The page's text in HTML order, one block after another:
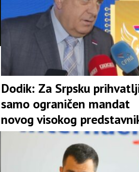
Dodik: Za Srpsku
samo ograničen mandat
novog visokog